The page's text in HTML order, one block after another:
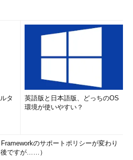
グラフィックス
ドライバが
サイズで分割さ
によって、3D描
に書き込まれ
・データとし
こで描画され
タ
英語版と日本語版、どっちのOS
環境が使いやすい？
Frameworkのサポートポリシーが変わり
後ですが……）